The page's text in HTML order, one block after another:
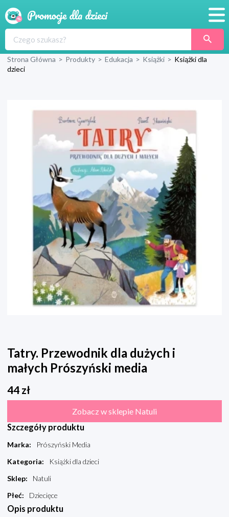
Produkty
Blog
Wyprawka
Strona Główna > Produkty > Edukacja > Książki > Książki dla
dzieci
Tatry. Przewodnik dla dużych i
małych Prószyński media
44 zł
Zobacz w sklepie Natuli
Szczegóły produktu
Marka:
Prószyński Media
Kategoria:
Książki dla dzieci
Sklep:
Natuli
Płeć: Dziecięce
Opis produktu